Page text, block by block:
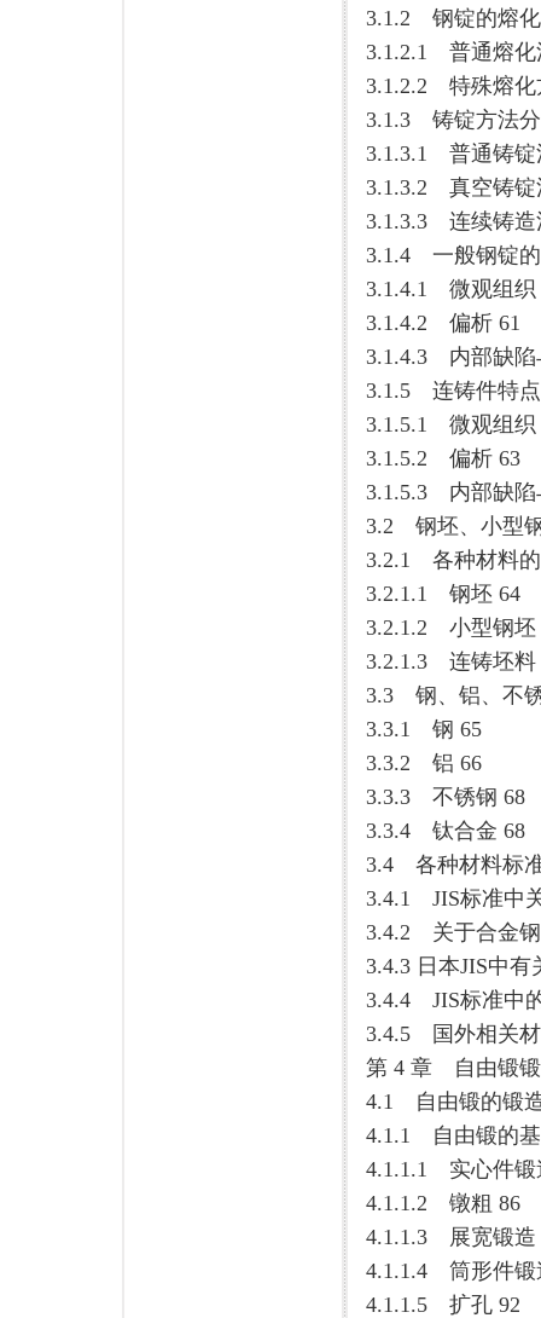
3.1.2 钢锭的熔
3.1.2.1 普通熔化
3.1.2.2 特殊熔化
3.1.3 铸锭方法
3.1.3.1 普通铸锭
3.1.3.2 真空铸锭
3.1.3.3 连续铸造
3.1.4 一般钢锭
3.1.4.1 微观组织
3.1.4.2 偏析 61
3.1.4.3 内部缺陷
3.1.5 连铸件特
3.1.5.1 微观组织
3.1.5.2 偏析 63
3.1.5.3 内部缺陷
3.2 钢坯、小型
3.2.1 各种材料
3.2.1.1 钢坯 64
3.2.1.2 小型钢坯
3.2.1.3 连铸坯料
3.3 钢、铝、不
3.3.1 钢 65
3.3.2 铝 66
3.3.3 不锈钢 68
3.3.4 钛合金 68
3.4 各种材料标
3.4.1 JIS标准中
3.4.2 关于合金钢
3.4.3 日本JIS中
3.4.4 JIS标准中
3.4.5 国外相关
第 4 章 自由锻锻
4.1 自由锻的锻
4.1.1 自由锻的
4.1.1.1 实心件锻
4.1.1.2 镦粗 86
4.1.1.3 展宽锻造
4.1.1.4 筒形件锻
4.1.1.5 扩孔 92